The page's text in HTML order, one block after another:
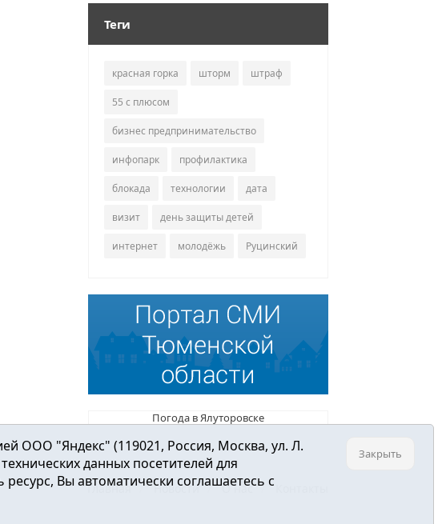
Теги
красная горка шторм штраф
55 с плюсом
бизнес предпринимательство
инфопарк профилактика
блокада технологии дата
визит день защиты детей
интернет молодёжь Руцинский
Погода в Ялуторовске
Главная Новости О нас
ООО "Яндекс" (119021, Россия, Москва, ул. Л.
данных посетителей для
Вы автоматически соглашаетесь с
Закрыть